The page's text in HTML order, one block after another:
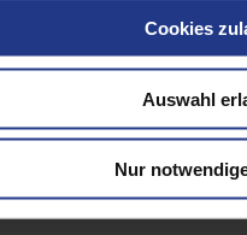
Cookies
Auswahl
Nur